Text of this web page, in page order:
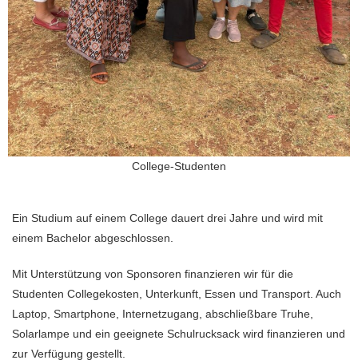
College-Studenten
Ein Studium auf einem College dauert drei Jahre und wird mit
einem Bachelor abgeschlossen.
Mit Unterstützung von Sponsoren finanzieren wir für die
Studenten Collegekosten, Unterkunft, Essen und Transport. Auch
Laptop, Smartphone, Internetzugang, abschließbare Truhe,
Solarlampe und ein geeignete Schulrucksack wird finanzieren und
zur Verfügung gestellt.